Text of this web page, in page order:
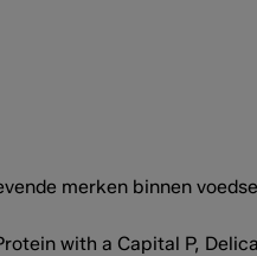
merken binnen
with a Capital P,